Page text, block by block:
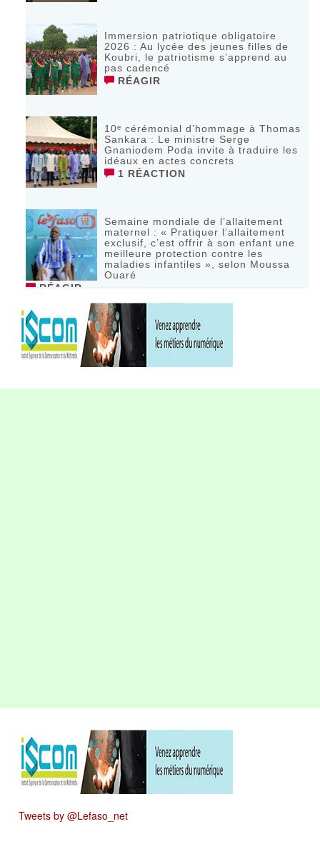
Immersion patriotique obligatoire
2026 : Au lycée des jeunes filles de
Koubri, le patriotisme s’apprend au
pas cadencé
RÉAGIR
10ᵉ cérémonial d’hommage à Thomas
Sankara : Le ministre Serge
Gnaniodem Poda invite à traduire les
idéaux en actes concrets
1 RÉACTION
Semaine mondiale de l’allaitement
maternel : « Pratiquer l’allaitement
exclusif, c’est offrir à son enfant une
meilleure protection contre les
maladies infantiles », selon Moussa
Ouaré
RÉAGIR
Tweets by @Lefaso_net